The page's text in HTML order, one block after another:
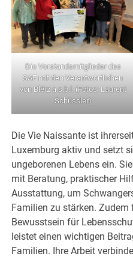
Die Vorstandsmitglieder des
SAF mit den Verantwortlichen
von Blëtz a.s.b.l. (Fotos: Laurent
Schüssler)
Die Vie Naissante ist
Luxemburg aktiv und setzt
ungeborenen Lebens ein.
mit Beratung, praktischer
Ausstattung, um
Familien zu stärken.
Bewusstsein für
leistet einen wichtigen
Familien. Ihre Arbeit